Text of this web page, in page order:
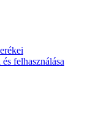
felhasználása